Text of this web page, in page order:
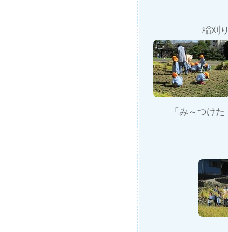
稲刈
「み～つけ